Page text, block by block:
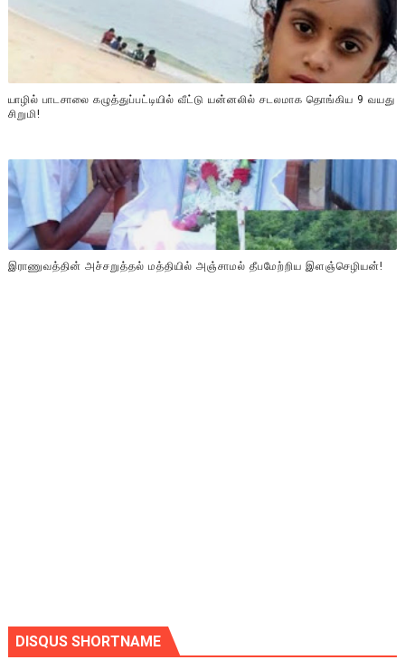
யாழில் பாடசாலை கழுத்துப்பட்டியில் வீட்டு யன்னலில் சடலமாக தொங்கிய 9 வயது
சிறுமி!
இராணுவத்தின் அச்சறுத்தல் மத்தியில் அஞ்சாமல் தீபமேற்றிய இளஞ்செழியன்!
DISQUS SHORTNAME